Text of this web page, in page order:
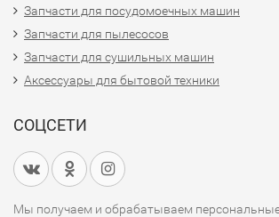
Запчасти для посудомоечных машин
Запчасти для пылесосов
Запчасти для сушильных машин
Аксессуары для бытовой техники
СОЦСЕТИ
Мы получаем и обрабатываем